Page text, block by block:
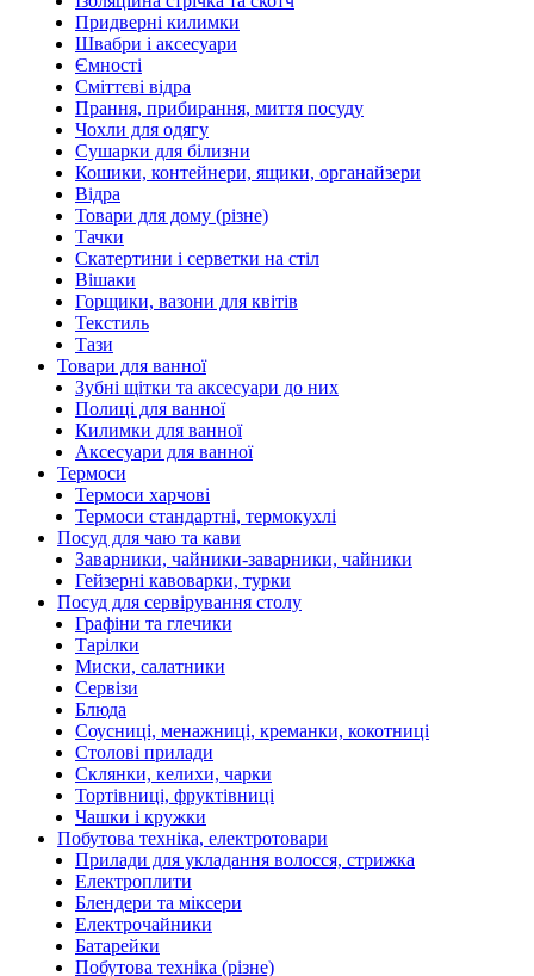
Придверні килимки
Швабри і аксесуари
Ємності
Сміттєві відра
Прання, прибирання, миття посуду
Чохли для одягу
Сушарки для білизни
Кошики, контейнери, ящики, органайзери
Відра
Товари для дому (різне)
Тачки
Скатертини і серветки на стіл
Вішаки
Горщики, вазони для квітів
Текстиль
Тази
Товари для ванної
Зубні щітки та аксесуари до них
Полиці для ванної
Килимки для ванної
Аксесуари для ванної
Термоси
Термоси харчові
Термоси стандартні, термокухлі
Посуд для чаю та кави
Заварники, чайники-заварники, чайники
Гейзерні кавоварки, турки
Посуд для сервірування столу
Графіни та глечики
Тарілки
Миски, салатники
Сервізи
Блюда
Соусниці, менажниці, креманки, кокотниці
Столові прилади
Склянки, келихи, чарки
Тортівниці, фруктівниці
Чашки і кружки
Побутова техніка, електротовари
Прилади для укладання волосся, стрижка
Електроплити
Блендери та міксери
Електрочайники
Батарейки
Побутова техніка (різне)